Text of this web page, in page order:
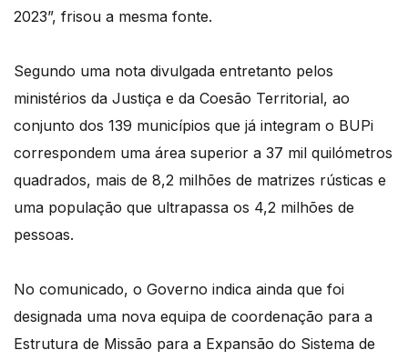
2023”, frisou a mesma fonte.
Segundo uma nota divulgada entretanto pelos
ministérios da Justiça e da Coesão Territorial, ao
conjunto dos 139 municípios que já integram o BUPi
correspondem uma área superior a 37 mil quilómetros
quadrados, mais de 8,2 milhões de matrizes rústicas e
uma população que ultrapassa os 4,2 milhões de
pessoas.
No comunicado, o Governo indica ainda que foi
designada uma nova equipa de coordenação para a
Estrutura de Missão para a Expansão do Sistema de